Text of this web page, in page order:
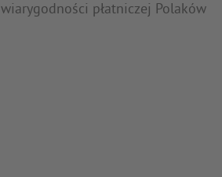
płatniczej Polaków